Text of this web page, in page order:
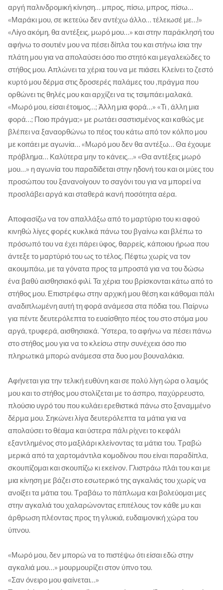
αργή παλινδρομική κίνηση… μπρος, πίσω, μπρος, πίσω…
«Μαράκι μου, σε ικετεύω δεν αντέχω άλλο… τέλειωσέ με…!»
«Λίγο ακόμη, θα αντέξεις, μωρό μου…» και στην παράκλησή του
αφήνω το σουτιέν μου να πέσει δίπλα του και στήνω ίσια την
πλάτη μου για να απολαύσει όσο πιο στητό και μεγαλειώδες το
στήθος μου. Απλώνει τα χέρια του να με πιάσει. Κλείνει το ζεστό
κυρτό μου δέρμα στις δροσερές παλάμες του ,πράγμα που
ορθώνει τις θηλές μου και αρχίζει να τις τσιμπάει μαλακά.
«Μωρό μου, είσαι έτοιμος…; Άλλη μια φορά…» «Τι , άλλη μια
φορά…; Ποιο πράγμα;» με ρωτάει σαστισμένος και καθώς με
βλέπει να ξαναορθώνω το πέος του κάτω από τον κόλπο μου
με κοιτάει με αγωνία… «Μωρό μου δεν θα αντέξω… Θα έχουμε
πρόβλημα… Καλύτερα μην το κάνεις…» «Θα αντέξεις μωρό
μου…» η αγωνία του παραδίδεται στην ηδονή του και οι μύες του
προσώπου του ξανανοίγουν το σαγόνι του για να μπορεί να
προσλάβει αργά και σταθερά ικανή ποσότητα αέρα.
Αποφασίζω να τον απαλλάξω από το μαρτύριο του κι αφού
κινηθώ λίγες φορές κυκλικά πάνω του βγαίνω και βλέπω το
πρόσωπό του να έχει πάρει ύφος, θαρρείς, κάποιου ήρωα που
άντεξε το μαρτύριό του ως το τέλος. Πέφτω χωρίς να τον
ακουμπάω, με τα γόνατα προς τα μπροστά για να του δώσω
ένα βαθύ αισθησιακό φιλί. Τα χέρια του βρίσκονται κάτω από το
στήθος μου. Επιστρέφω στην αρχική μου θέση και κάθομαι πάλι
αναδιπλωμένη αυτή τη φορά ανάμεσα στα πόδια του. Παίρνω
για πέντε δευτερόλεπτα το ευαίσθητο πέος του στο στόμα μου
αργά, τρυφερά, αισθησιακά. Ύστερα, το αφήνω να πέσει πάνω
στο στήθος μου για να το κλείσω στην συνέχεια όσο πιο
πληρωτικά μπορώ ανάμεσα στα δυο μου βουναλάκια.
Αφήνεται για την τελική ευθύνη και σε πολύ λίγη ώρα ο λαιμός
μου και το στήθος μου στολίζεται με το άσπρο, παχύρρευστο,
πλούσιο υγρό του που κυλάει ερεθιστικά πάνω στο ξαναμμένο
δέρμα μου. Σηκώνει λίγα δευτερόλεπτα τα μάτια για να
απολαύσει το θέαμα και ύστερα πάλι ρίχνει το κεφάλι
εξαντλημένος στο μαξιλάρι κλείνοντας τα μάτια του. Τραβώ
μερικά από τα χαρτομάντιλα κομοδίνου που είναι παραδίπλα,
σκουπίζομαι και σκουπίζω κι εκείνον. Γλιστράω πλάι του και με
μια κίνηση με βάζει στο εσωτερικό της αγκαλιάς του χωρίς να
ανοίξει τα μάτια του. Τραβάω το πάπλωμα και βολεύομαι μες
στην αγκαλιά του χαλαρώνοντας επιτέλους τον κάθε μυ και
άρθρωση πλέοντας προς τη γλυκιά, ευδαιμονική χώρα του
ύπνου.
«Μωρό μου, δεν μπορώ να το πιστέψω ότι είσαι εδώ στην
αγκαλιά μου…» μουρμουρίζει στον ύπνο του.
«Σαν όνειρο μου φαίνεται…»